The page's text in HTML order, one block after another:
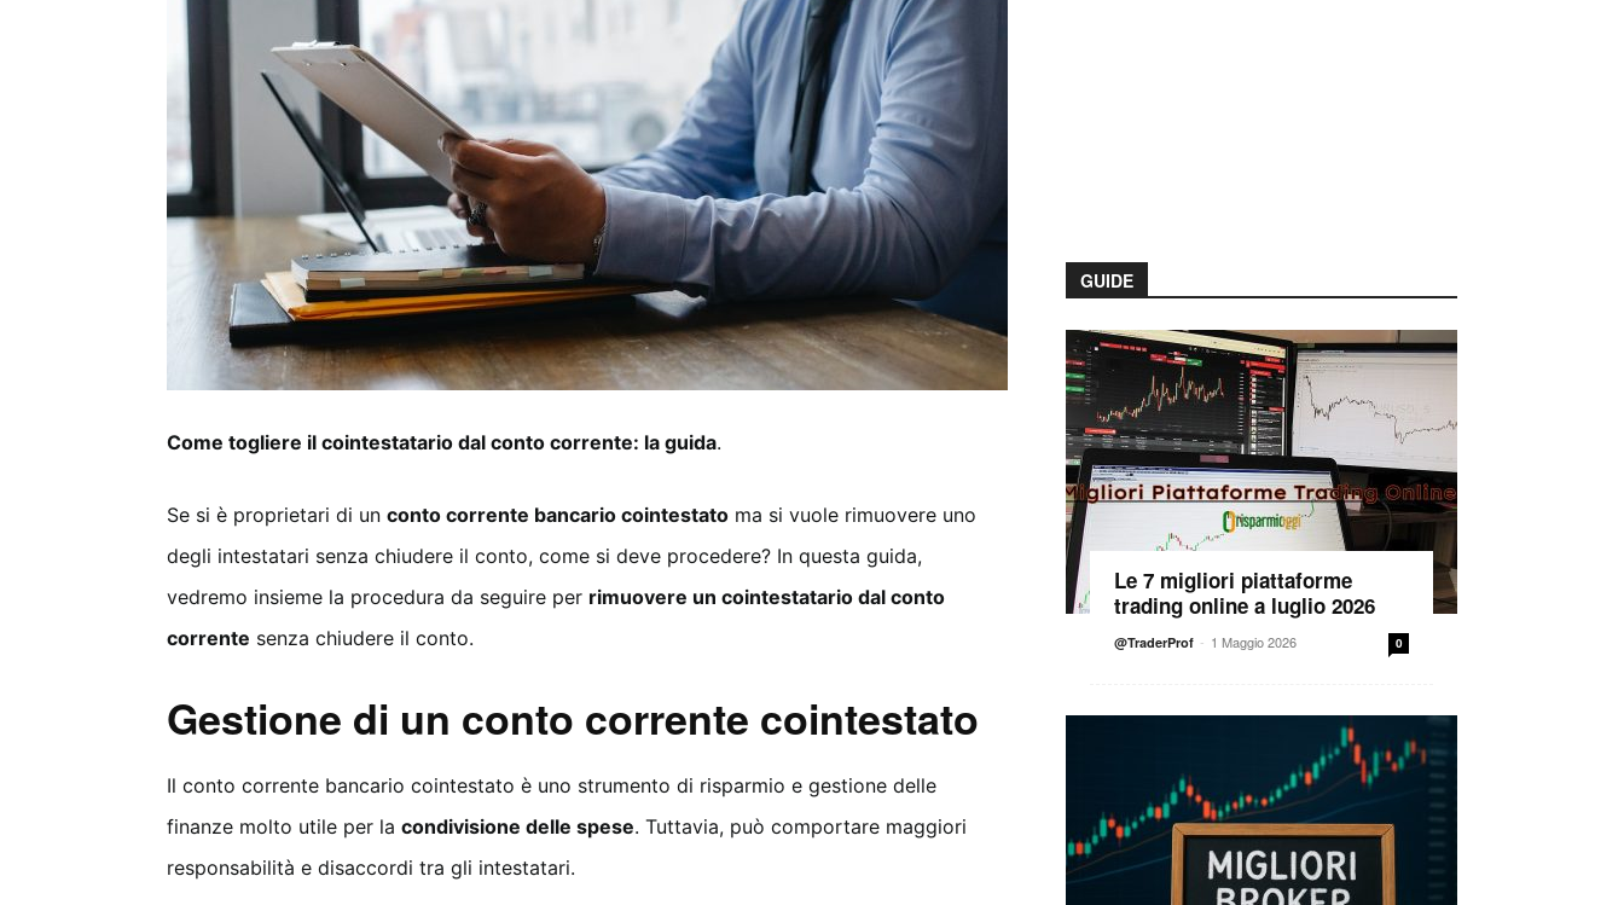
Come togliere il cointestatario dal conto corrente: la guida.
Se si è proprietari di un conto corrente bancario cointestato ma si vuole rimuovere uno
degli intestatari senza chiudere il conto, come si deve procedere? In questa guida,
vedremo insieme la procedura da seguire per rimuovere un cointestatario dal conto
corrente senza chiudere il conto.
Gestione di un conto corrente cointestato
Il conto corrente bancario cointestato è uno strumento di risparmio e gestione delle
finanze molto utile per la condivisione delle spese. Tuttavia, può comportare maggiori
responsabilità e disaccordi tra gli intestatari.
GUIDE
Le 7 migliori piattaforme
trading online a luglio 2026
@TraderProf - 1 Maggio 2026 0